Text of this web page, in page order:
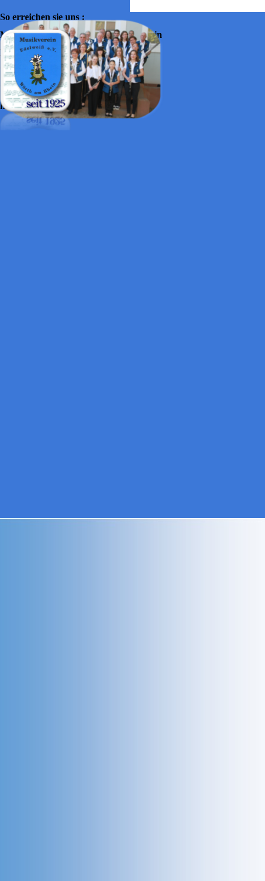
So erreichen sie uns :
Musikverein Edelweiss Wörth am Rhein
Halslache 30
76744 Wörth am Rhein
Info@mv-edelweiss-woerth.de
http://mv-edelweiss-wörth.de/